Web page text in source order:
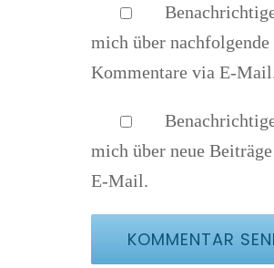
mich über nachfolgende
Kommentare via E-
mich über neue
E-Mail.